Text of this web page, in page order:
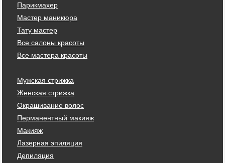
Парикмахер
Мастер маникюра
Тату мастер
Все салоны красоты
Все мастера красоты
Мужская стрижка
Женская стрижка
Окрашивание волос
Перманентный макияж
Макияж
Лазерная эпиляция
Депиляция